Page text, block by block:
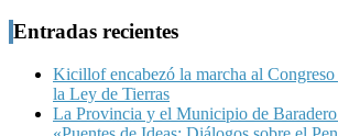
Entradas recientes
Kicillof encabezó la marcha al
la Ley de Tierras
La Provincia y el Municipio de